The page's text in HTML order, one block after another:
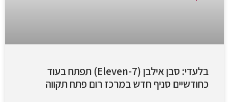
בלעדי: סבן אילבן (7-Eleven) תפתח בעוד
כחודשיים סניף חדש במרכז רום פתח תקווה